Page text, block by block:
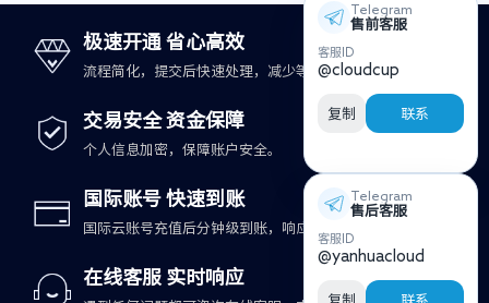
极速开通 省心高效
流程简化，提交后快速处理，减少等待时间。
交易安全 资金保障
个人信息加密，保障账户安全。
国际账号 快速到账
国际云账号充值后分钟级到账，响应更及时。
在线客服 实时响应
Telegram
售前客服
客服ID
@cloudcup
复制 联系
Telegram
售后客服
客服ID
@yanhuacloud
复制 联系